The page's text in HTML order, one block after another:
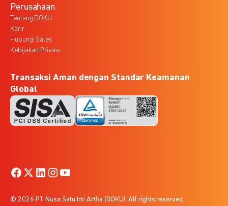
Perusahaan
Tentang DOKU
Karir
Hubungi Sales
Kebijakan Privasi
Transaksi Aman dengan Standar Keamanan
Global
© 2026 PT Nusa Satu Inti Artha (DOKU). All rights reserved.